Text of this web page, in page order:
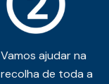
Vamos ajudar na
recolha de toda a